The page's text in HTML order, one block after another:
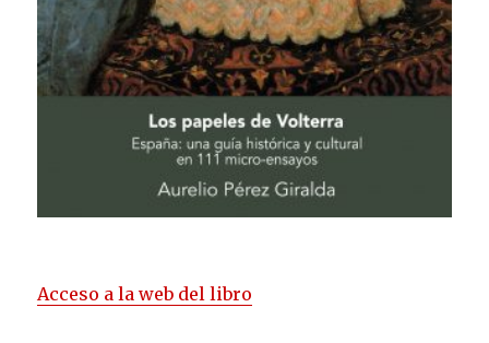
Acceso a la web del libro